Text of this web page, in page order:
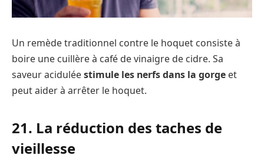
Un remède traditionnel contre le hoquet consiste à
boire une cuillère à café de vinaigre de cidre. Sa
saveur aciduléestimule les nerfs dans la gorge et
peut aider à arrêter le hoquet.
21. La réduction des taches de
vieillesse